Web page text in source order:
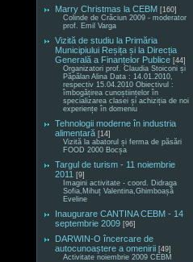
Marry Christmas la CEBM [160]
Colinde de Crăciun 2009 - moderator
prof. Emil Varga
Vizită de studiu la Primăria
Municipiului Reșița și la Direcția
Generală a Finanțelor Publice [44]
Organizatori prof. Claudia Stoiconi și
Păpălan Alina Data : 14.01.2010,
respectiv 15.04.2010 Obiectivul :
îmbogățirea cunoștiințelor în
specializarea clasei și achiziția de noi
experiențe în domeniu
Tehnologii moderne în industria
alimentară [14]
Vizită la abatorul și ferma de păsări
FOOD 2000 Bocșa
Targul de turism - 11 noiembrie
2011 [9]
Imagini activitate - coord. Didraga
Sofia,Mihuț Valentina,Ghimboașă
Eveline
Inaugurare CANTINA CEBM - 14
septembrie 2009 [96]
DARWIN-O încercare de
autocunoaștere a omenirii [49]
Activitate noiembrie 2009 CEBM